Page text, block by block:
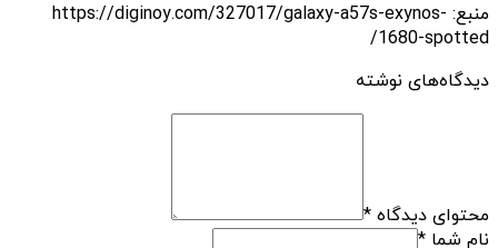
منبع: https://diginoy.com/327017/galaxy-a57s-exynos-
1680-spotted/
دیدگاه‌های نوشته
محتوای دیدگاه *
نام شما *